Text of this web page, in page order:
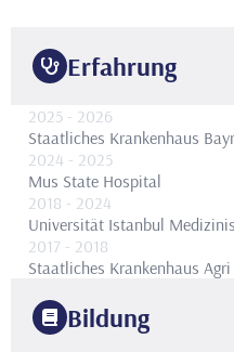
Erfahrung
2025 - 2026
Staatliches Krankenhaus
2024 - 2025
Mus State Hospital
2018 - 2024
Universität Istanbul
2017 - 2018
Staatliches Krankenhaus
Bildung